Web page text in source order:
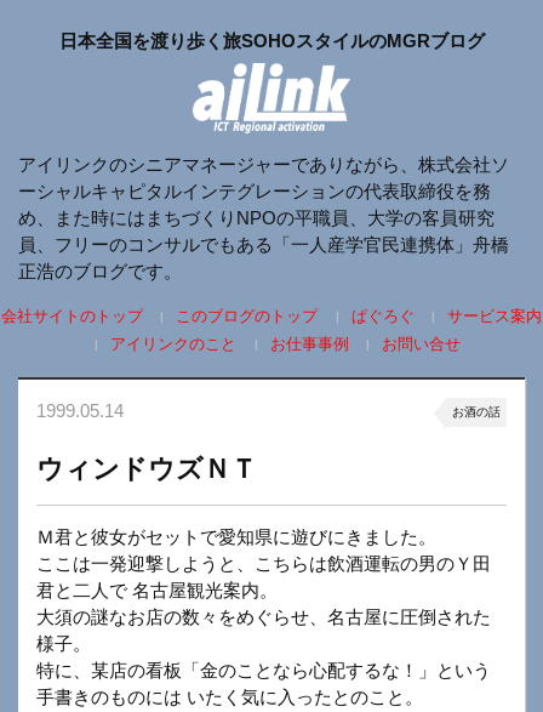
日本全国を渡り歩く旅SOHOスタイルのMGRブログ
アイリンクのシニアマネージャーでありながら、株式会社ソ
ーシャルキャピタルインテグレーションの代表取締役を務
め、また時にはまちづくりNPOの平職員、大学の客員研究
員、フリーのコンサルでもある「一人産学官民連携体」舟橋
正浩のブログです。
会社サイトのトップ このブログのトップ ぱぐろぐ
サービス案内
アイリンクのこと
お仕事事例 お問い合せ
1999.05.14 お酒の話
ウィンドウズＮＴ
Ｍ君と彼女がセットで愛知県に遊びにきました。
ここは一発迎撃しようと、こちらは飲酒運転の男のＹ田
君と二人で 名古屋観光案内。
大須の謎なお店の数々をめぐらせ、名古屋に圧倒された
様子。
特に、某店の看板「金のことなら心配するな！」という
手書きのものには いたく気に入ったとのこと。